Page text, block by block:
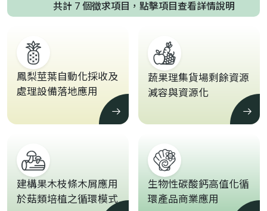
共計 7 個徵求項目，點擊項目查看詳情說明
鳳梨莖葉自動化採收及
處理設備落地應用
蔬果理集貨場剩餘資源
減容與資源化
建構果木枝條木屑應用
於菇類培植之循環模式
生物性碳酸鈣高值化循
環產品商業應用